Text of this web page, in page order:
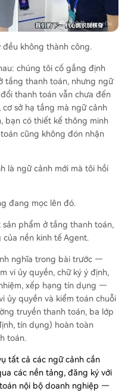
đều không thành công.
chúng tôi cố gắng định
tầng thanh toán, nhưng ngữ
thanh toán vẫn chưa đến
sở hạ tầng mà ngữ cảnh
bạn có thiết kế thông minh
cũng không đón nhận
là ngữ cảnh mới mà tôi hồi
đang mọc lên đó.
sản phẩm ở tầng thanh toán,
của nền kinh tế Agent.
nghĩa trong bài trước —
vi ủy quyền, chữ ký ý định,
xếp hạng tín dụng —
ủy quyền và kiểm toán chuỗi
truyền thanh toán, ba lớp
tín dụng) hoàn toàn
toán.
tất cả các ngữ cảnh cần
các nền tảng, đăng ký với
nội bộ doanh nghiệp —